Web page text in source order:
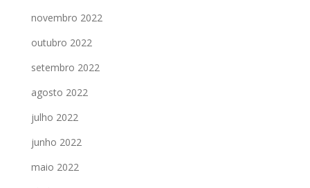
novembro 2022
outubro 2022
setembro 2022
agosto 2022
julho 2022
junho 2022
maio 2022